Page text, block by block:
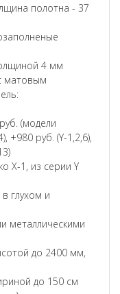
полотна - 37
4 мм
матовым
(модели
+980 руб. (Y-1,2,6),
X-1, из серии Y
глухом и
металлическими
до 2400 мм,
до 150 см